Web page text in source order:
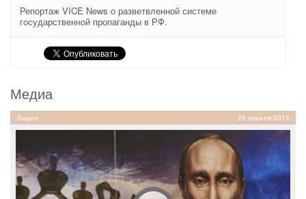
Репортаж VICE News о разветвленной системе
государственной пропаганды в РФ.
Медиа
Видео 29 апреля 2015